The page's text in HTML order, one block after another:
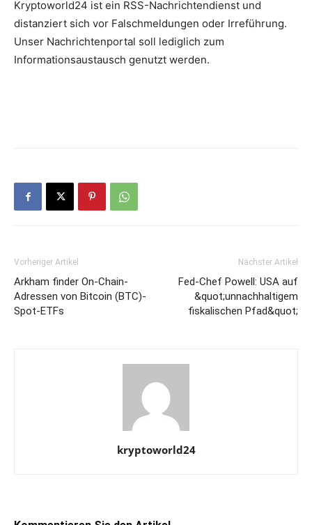
Kryptoworld24 ist ein RSS-Nachrichtendienst und
distanziert sich vor Falschmeldungen oder Irreführung.
Unser Nachrichtenportal soll lediglich zum
Informationsaustausch genutzt werden.
Vorheriger Artikel
Arkham finder On-Chain-
Adressen von Bitcoin (BTC)-
Spot-ETFs
Nächster Artikel
Fed-Chef Powell: USA auf
&quot;unnachhaltigem
fiskalischen Pfad&quot;
kryptoworld24